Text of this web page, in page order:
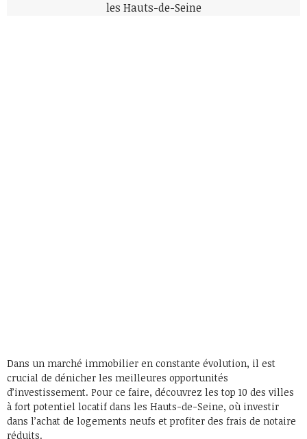
Dans un marché immobilier en constante évolution, il est
crucial de dénicher les meilleures opportunités
d’investissement. Pour ce faire, découvrez les top 10 des villes
à fort potentiel locatif dans les Hauts-de-Seine, où investir
dans l’achat de logements neufs et profiter des frais de notaire
réduits.